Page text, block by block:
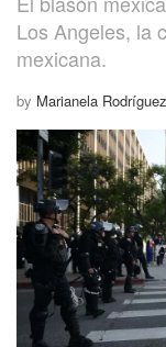
Los Angeles, la
mexicana.
by Marianela Rodríguez